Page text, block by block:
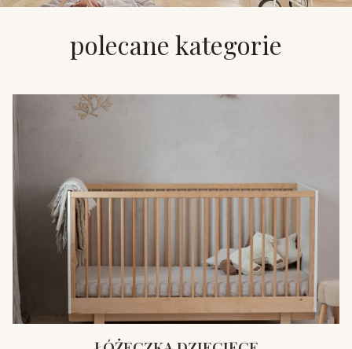
polecane kategorie